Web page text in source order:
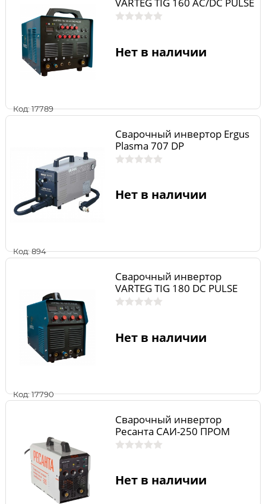
Код: 17789
VARTEG TIG 160 AC/DC PULSE
Нет в наличии
Код: 894
Сварочный инвертор Ergus
Plasma 707 DP
Нет в наличии
Код: 17790
Сварочный инвертор
VARTEG TIG 180 DC PULSE
Нет в наличии
Сварочный инвертор
Ресанта САИ-250 ПРОМ
Нет в наличии